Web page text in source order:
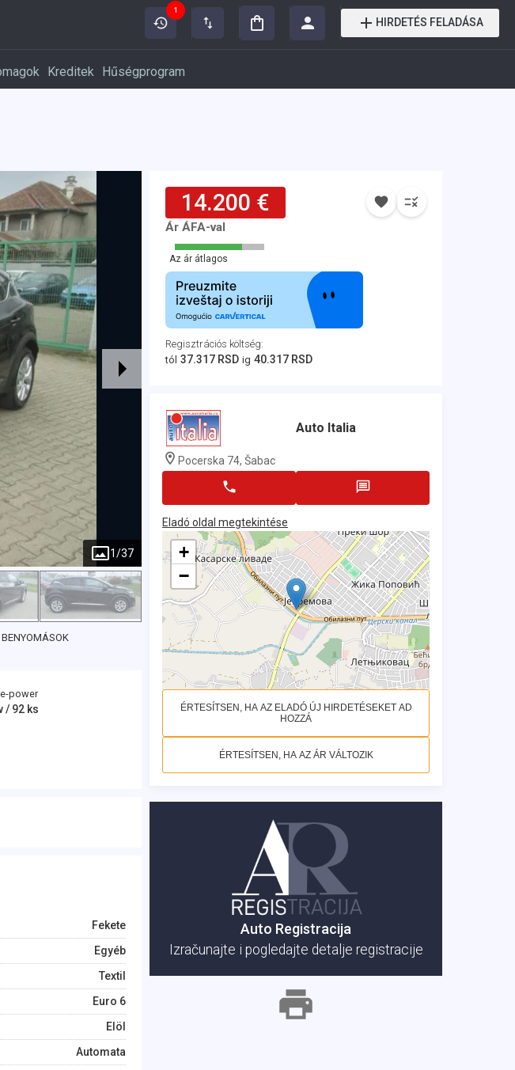
1
HIRDETÉS FELADÁSA
Kreditek Hűségprogram
1/37
BENYOMÁSOK
power
/ 92 ks
Fekete
Egyéb
Textil
Euro 6
Elöl
Automata
14.200 €
Ár ÁFA-val
Az ár átlagos
Regisztrációs költség:
tól 37.317 RSD ig 40.317 RSD
Auto Italia
Pocerska 74, Šabac
Eladó oldal megtekintése
+
−
ÉRTESÍTSEN, HA AZ ELADÓ ÚJ HIRDETÉSEKET AD
HOZZÁ
ÉRTESÍTSEN, HA AZ ÁR VÁLTOZIK
Auto Registracija
Izračunajte i pogledajte detalje registracije